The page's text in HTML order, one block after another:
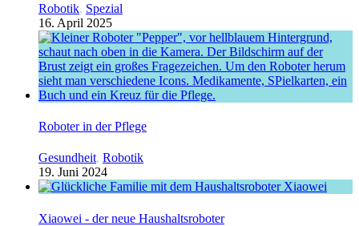
Robotik, Spezial
16. April 2025
Roboter in der Pflege
Gesundheit, Robotik
19. Juni 2024
Xiaowei - der neue Haushaltsroboter